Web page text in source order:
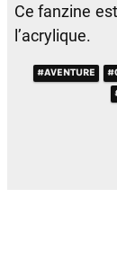
Ce fanzine
l’acrylique.
#AVENTURE